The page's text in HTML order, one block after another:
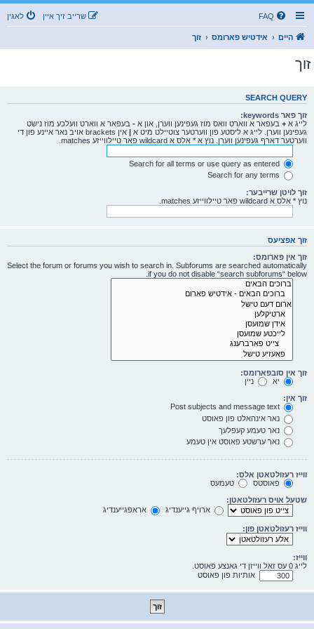
FAQ לאגין שרייב זיך איין
היים אידטיש פארומס זוך
זוך
SEARCH QUERY
זוך פאר keywords:
לייג א + בעפאר א ווארט וואס מוז געפינען ווערן, און א - בעפאר א ווארט וועלכע מוז נישט
געפינען ווערן. לייג א ליסטע פון ווערטער צוטיילט מיט א |
אין brackets אויב נאר איינע פון די
ווערטער דארף געפינען ווערן. נוץ א * אלס א wildcard פאר טיילווייזע matches.
זוך לויטן שרייבער:
נוץ * אלס א wildcard פאר טיילווייזע matches.
זוך אפציעס
זוך אין פארומס:
Select the forum or forums you wish to search in. Subforums are searched automatically
if you do not disable “search subforums“ below.
זוך אין סובפארומס:
יא
ניין
זוך אין:
נאר אינהאלט פון פאוסט
נאר טעמע קעפלעך
נאר ערשטע פאוסט אין טעמע
ווייז רעזולטאטן אלס:
פאוסטס
טעמעס
שטעל אויס רעזולטאטן:
ארויף גייענדיג
אראפגייענדיג
ווייז רעזולטאטן פון:
ווייז:
לייג 0 עס זאל ווייזן די גאנצע פאוסט.
אותיות פון פאוסט